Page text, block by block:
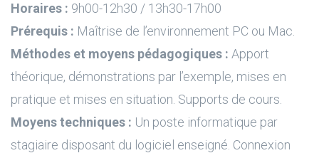
Horaires : 9h00-12h30 / 13h30-17h00
Prérequis : Maîtrise de l’environnement PC ou Mac.
Méthodes et moyens pédagogiques : Apport
théorique, démonstrations par l’exemple, mises en
pratique et mises en situation. Supports de cours.
Moyens techniques : Un poste informatique par
stagiaire disposant du logiciel enseigné. Connexion